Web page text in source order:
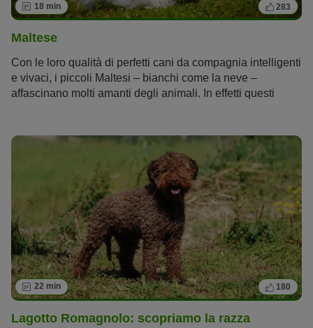
18 min 283
Maltese
Con le loro qualità di perfetti cani da compagnia intelligenti
e vivaci, i piccoli Maltesi – bianchi come la neve –
affascinano molti amanti degli animali. In effetti questi
volentieri cura del loro pelo morbido come la seta.
22 min 180
Lagotto Romagnolo: scopriamo la razza